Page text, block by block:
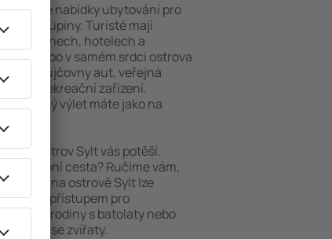
široké nabídky ubytování pro
nebo skupiny. Turisté mají
hotelech a
nebo v samém srdci ostrova
půjčovny aut, veřejná
a rekreační zařízení.
výlet máte jako na
ostrov Sylt vás potěší.
služební cesta? Ručíme vám,
na ostrově Sylt lze
přístupem pro
i rodiny s batolaty nebo
cestují se zvířaty.